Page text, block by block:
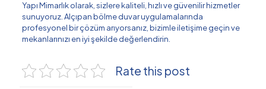
Yapı Mimarlık olarak, sizlere kaliteli, hızlı ve güvenilir hizmetler
sunuyoruz. Alçıpan bölme duvar uygulamalarında
profesyonel bir çözüm arıyorsanız, bizimle iletişime geçin ve
mekanlarınızı en iyi şekilde değerlendirin.
Rate this post